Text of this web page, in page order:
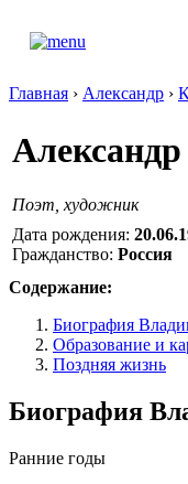
Главная › Александр ›
Поэт, художник
Дата рождения:
Гражданство: Россия
Содержание:
Биография
Образование и
Поздняя жизнь
Биография
Ранние годы